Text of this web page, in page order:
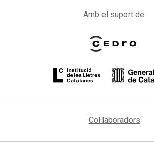
Amb el suport de:
Col·laboradors